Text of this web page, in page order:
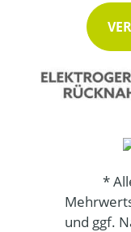
*
und ggf.